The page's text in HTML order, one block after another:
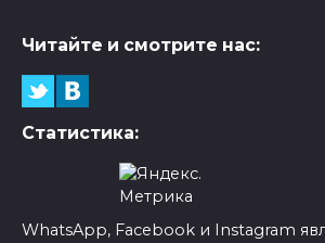
Читайте и смотрите нас:
Статистика:
WhatsApp, Facebook и Instagram